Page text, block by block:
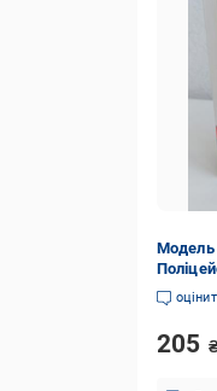
Модель
205